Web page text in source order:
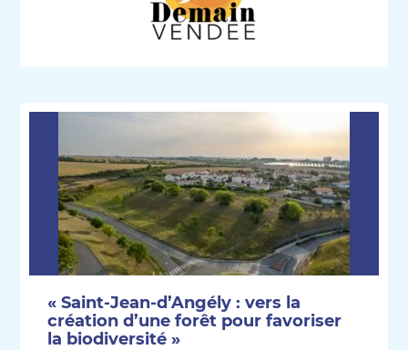
« Saint-Jean-d’Angély : vers la
création d’une forêt pour favoriser
la biodiversité »